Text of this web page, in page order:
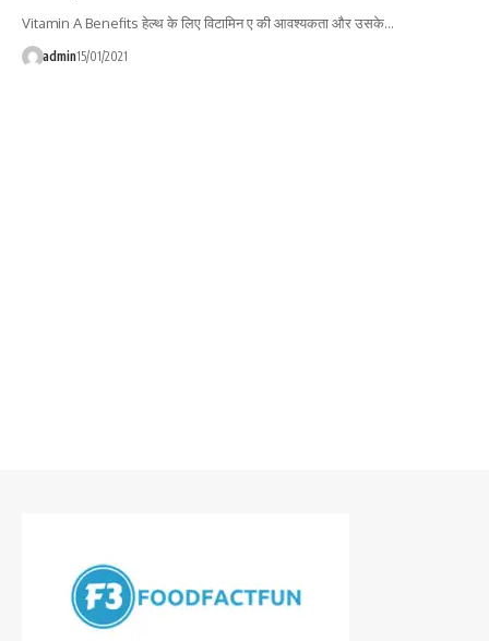
Vitamin A Benefits हेल्थ के लिए विटामिन ए की आवश्यकता और उसके…
admin15/01/2021